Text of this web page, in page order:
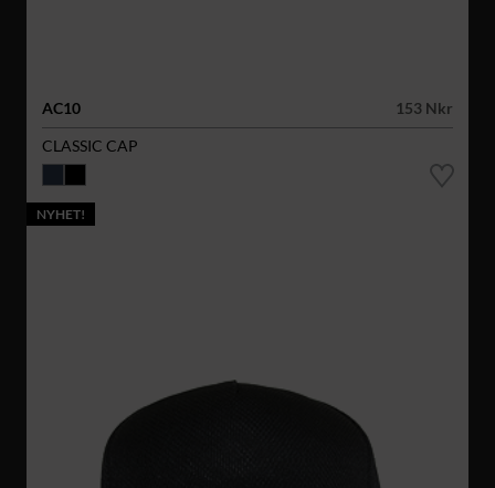
AC10
153 Nkr
CLASSIC CAP
NYHET!